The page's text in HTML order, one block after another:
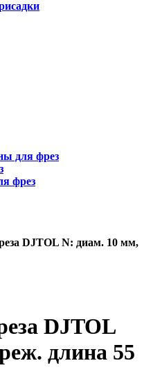
для фрез
фрез
DJTOL N: диам. 10 мм,
DJTOL
длина 55